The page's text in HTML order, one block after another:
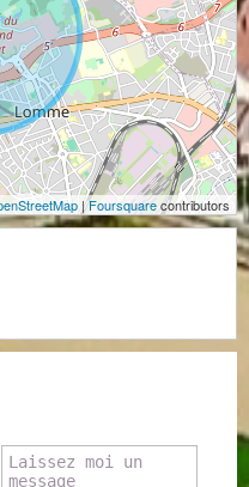
|Foursquarecontributors